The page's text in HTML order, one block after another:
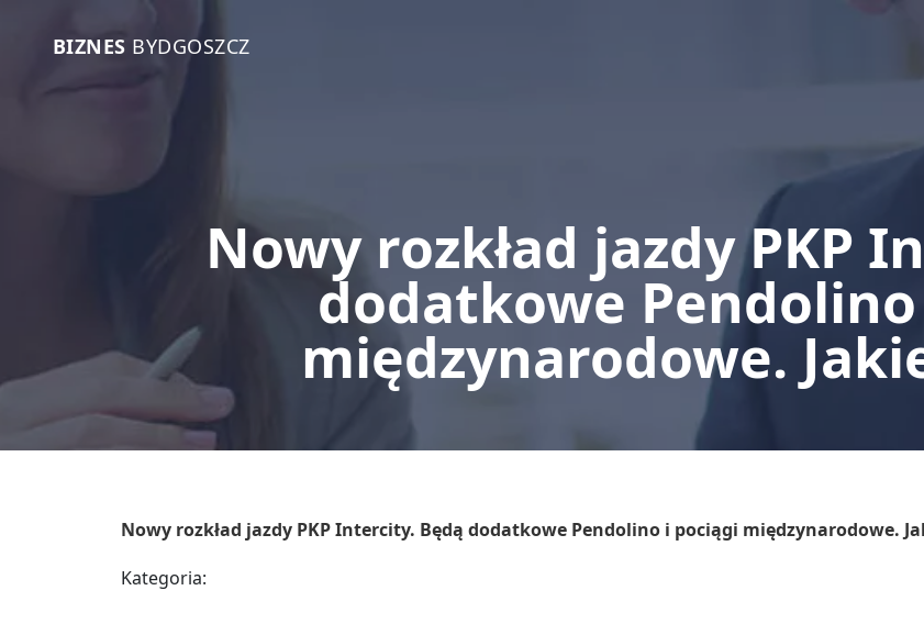
BIZNES BYDGOSZCZ
Nowy rozkład jazdy PKP
dodatkowe
międzynarodowe.
Nowy rozkład jazdy PKP Intercity. Będą dodatkowe Pendolino i pociągi międzynarodowe.
Kategoria: